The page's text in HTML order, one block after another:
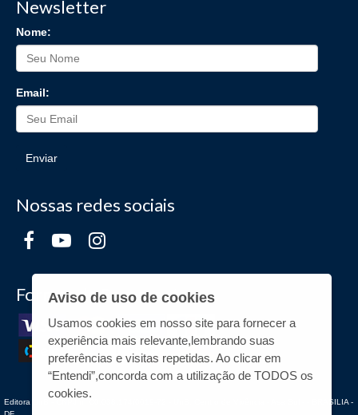
Newsletter
Nome:
Email:
Enviar
Nossas redes sociais
Formas de Pagamento
Editora UnB - CNPJ n° 00.038.174/0019-72 - UnB, Centro de Vivência - Asa Sul - - BRASILIA -
Aviso de uso de cookies
Usamos cookies em nosso site para fornecer a
experiência mais relevante,lembrando suas
preferências e visitas repetidas. Ao clicar em
“Entendi”,concorda com a utilização de TODOS os
cookies.